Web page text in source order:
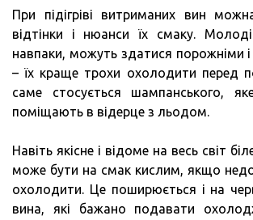
При підігріві витриманих вин
відтінки і нюанси їх смаку.
навпаки, можуть здатися порожніми
– їх краще трохи охолодити перед
саме стосується шампанського,
поміщають в відерце з льодом.
Навіть якісне і відоме на весь світ
може бути на смак кислим, якщо
охолодити. Це поширюється і на
вина, які бажано подавати